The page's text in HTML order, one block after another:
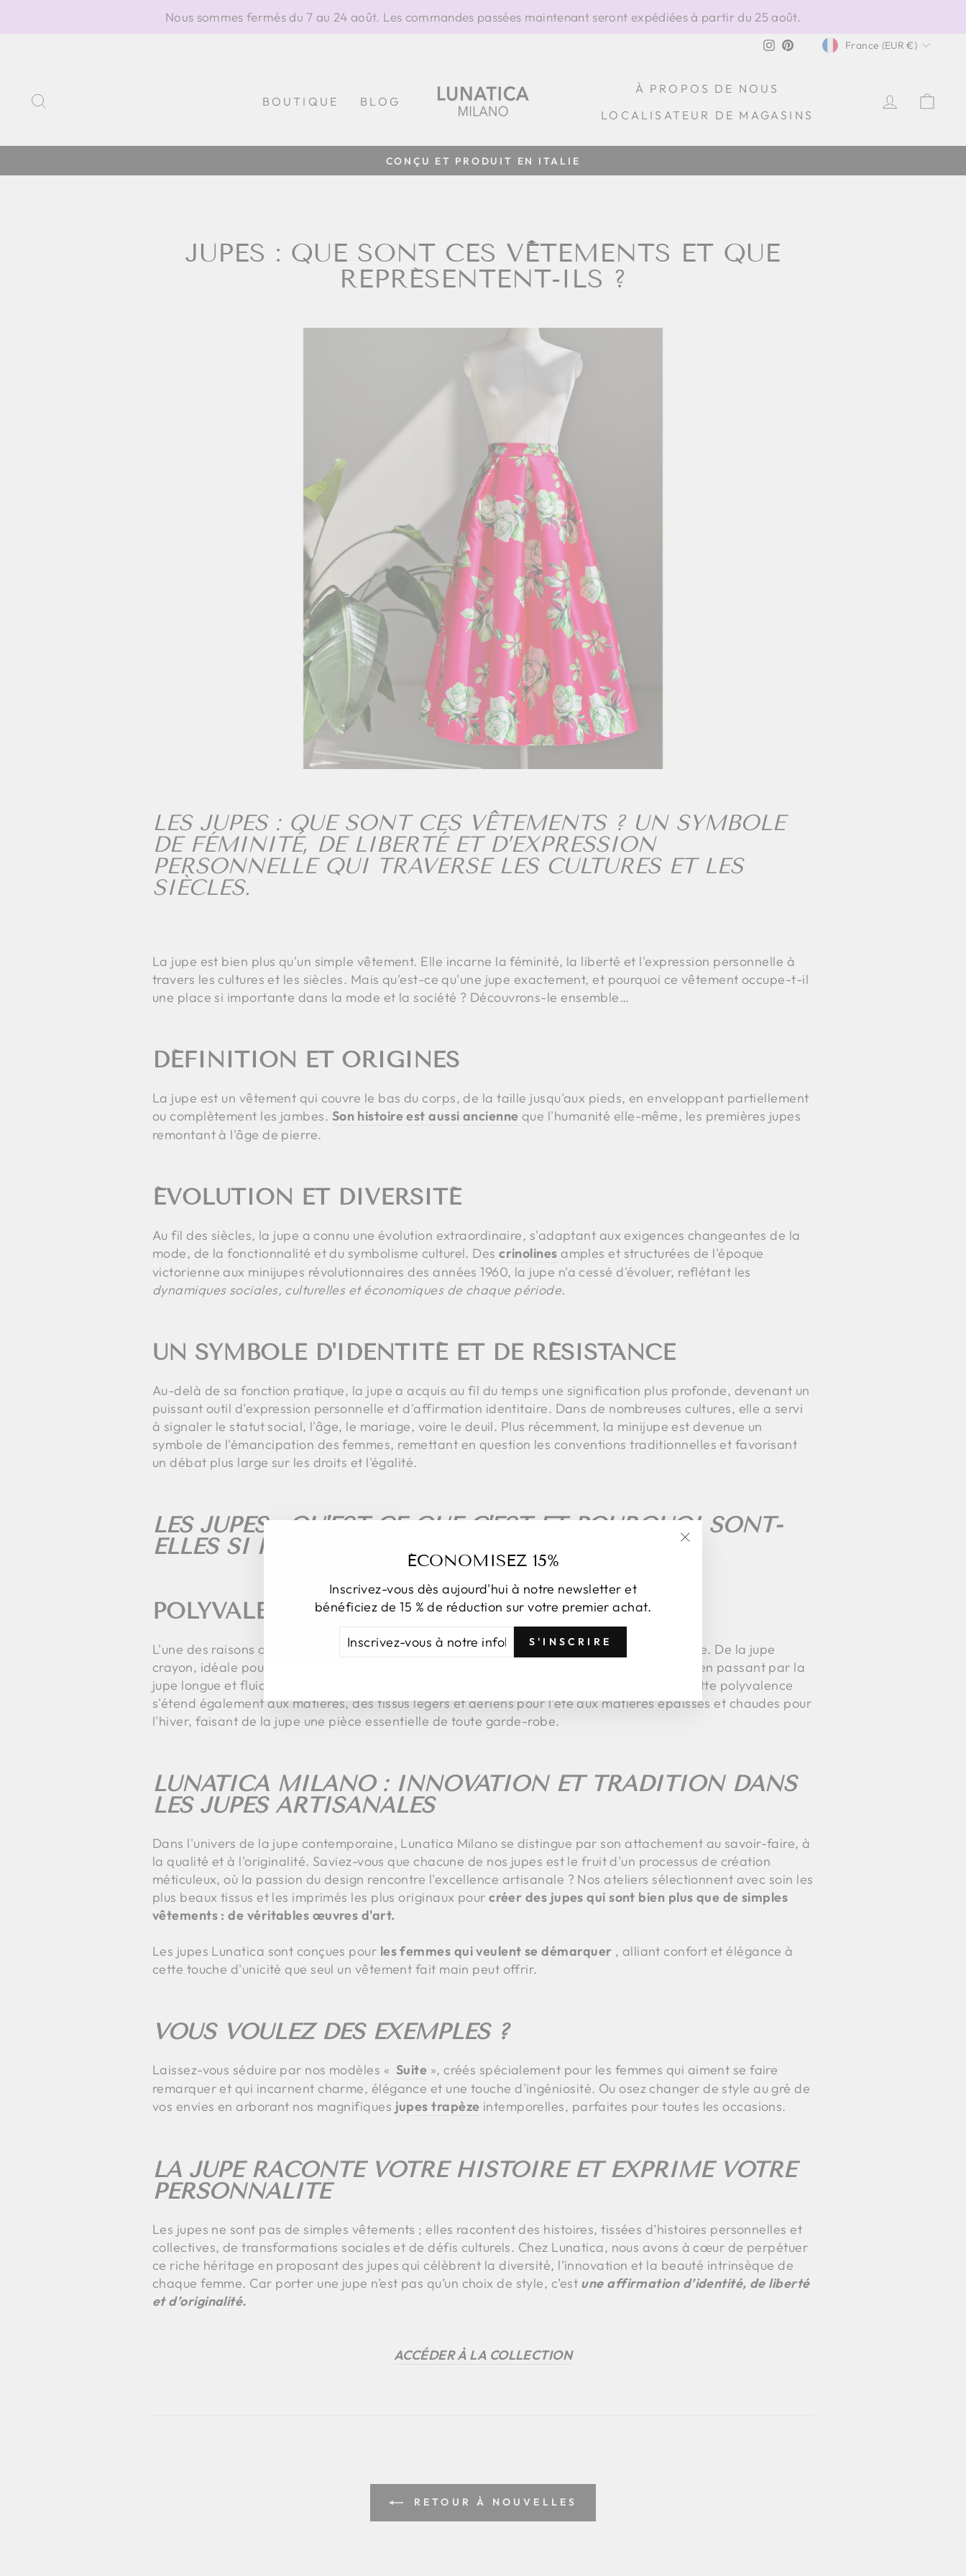
Nous sommes fermés du 7 au 24 août. Les commandes passées maintenant seront expédiées à partir du 25 août.
Instagram
PinterestDEVISE
France (EUR €)
BOUTIQUE BLOG
À PROPOS DE NOUS
LOCALISATEUR DE MAGASINS
SE
Diaporama
100% FABRIQUÉ EN ITALIE
ÉCONOMISEZ 15%
Inscrivez-vous dès aujourd'hui à notre newsletter et
bénéficiez de 15 % de réduction sur votre premier achat.
S'INSCRIRE
JUPES : QUE SONT CES VÊTEMENTS ET QUE
REPRÉSENTENT-ILS ?
LES JUPES : QUE SONT CES VÊTEMENTS ? UN SYMBOLE
DE FÉMINITÉ, DE LIBERTÉ ET D’EXPRESSION
PERSONNELLE QUI TRAVERSE LES CULTURES ET LES
SIÈCLES.
La jupe est bien plus qu'un simple vêtement. Elle incarne la féminité, la liberté et l'expression personnelle à
travers les cultures et les siècles. Mais qu'est-ce qu'une jupe exactement, et pourquoi ce vêtement occupe-t-il
une place si importante dans la mode et la société ? Découvrons-le ensemble…
DÉFINITION ET ORIGINES
La jupe est un vêtement qui couvre le bas du corps, de la taille jusqu'aux pieds, en enveloppant partiellement
ou complètement les jambes. Son histoire est aussi ancienne que l'humanité elle-même, les premières jupes
remontant à l'âge de pierre.
ÉVOLUTION ET DIVERSITÉ
Au fil des siècles, la jupe a connu une évolution extraordinaire, s'adaptant aux exigences changeantes de la
mode, de la fonctionnalité et du symbolisme culturel. Descrinolines amples et structurées de l'époque
victorienne aux minijupes révolutionnaires des années 1960, la jupe n'a cessé d'évoluer, reflétant les
dynamiques sociales, culturelles et économiques de chaque période.
UN SYMBOLE D'IDENTITÉ ET DE RÉSISTANCE
Au-delà de sa fonction pratique, la jupe a acquis au fil du temps une signification plus profonde, devenant un
puissant outil d'expression personnelle et d'affirmation identitaire. Dans de nombreuses cultures, elle a servi
à signaler le statut social, l'âge, le mariage, voire le deuil. Plus récemment, la minijupe est devenue un
symbole de l'émancipation des femmes, remettant en question les conventions traditionnelles et favorisant
un débat plus large sur les droits et l'égalité.
LES JUPES : QU'EST-CE QUE C'EST ET POURQUOI SONT-
ELLES SI POPULAIRES ?
POLYVALENCE ET STYLE
L'une des raisons de la popularité durable de la jupe réside dans son incroyable polyvalence. De la jupe
crayon, idéale pour le bureau, à la jupe ample, parfaite pour une promenade l'après-midi, en passant par la
jupe longue et fluide pour les soirées élégantes, il existe une jupe pour chaque occasion. Cette polyvalence
s'étend également aux matières, des tissus légers et aériens pour l'été aux matières épaisses et chaudes pour
l'hiver, faisant de la jupe une pièce essentielle de toute garde-robe.
LUNATICA MILANO : INNOVATION ET TRADITION DANS
LES JUPES ARTISANALES
Dans l'univers de la jupe contemporaine, Lunatica Milano se distingue par son attachement au savoir-faire, à
la qualité et à l'originalité. Saviez-vous que chacune de nos jupes est le fruit d'un processus de création
méticuleux, où la passion du design rencontre l'excellence artisanale ? Nos ateliers sélectionnent avec soin les
plus beaux tissus et les imprimés les plus originaux pourcréer des jupes qui sont bien plus que de simples
vêtements : de véritables œuvres d'art.
Les jupes Lunatica sont conçues pour les femmes qui veulent se démarquer , alliant confort et élégance à
cette touche d'unicité que seul un vêtement fait main peut offrir.
VOUS VOULEZ DES EXEMPLES ?
Laissez-vous séduire par nos modèles « Suite », créés spécialement pour les femmes qui aiment se faire
remarquer et qui incarnent charme, élégance et une touche d'ingéniosité. Ou osez changer de style au gré de
vos envies en arborant nos magnifiques jupes trapèze intemporelles, parfaites pour toutes les occasions.
LA JUPE RACONTE VOTRE HISTOIRE ET EXPRIME VOTRE
PERSONNALITÉ
Les jupes ne sont pas de simples vêtements ; elles racontent des histoires, tissées d’histoires personnelles et
collectives, de transformations sociales et de défis culturels. Chez Lunatica, nous avons à cœur de perpétuer
ce riche héritage en proposant des jupes qui célèbrent la diversité, l’innovation et la beauté intrinsèque de
chaque femme. Car porter une jupe n’est pas qu’un choix de style, c’est une affirmation d’identité, de liberté
et d’originalité.
ACCÉDER À LA COLLECTION
RETOUR À NOUVELLES